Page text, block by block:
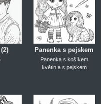
Panenka s pejskem
Panenka s košíkem
květin a s pejskem